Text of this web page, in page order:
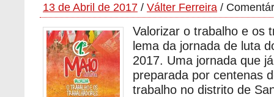
13 de Abril de 2017 / Válter Ferreira /
Valorizar o trabalho e os
lema da jornada de luta
2017. Uma jornada que
preparada por centenas
trabalho no distrito de